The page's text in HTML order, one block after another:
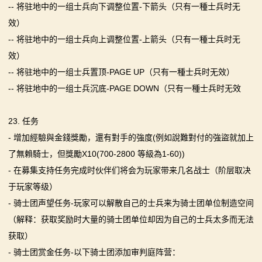
-- 将驻地中的一组士兵向下调整位置-下箭头（只有一種士兵时无
效）
-- 将驻地中的一组士兵向上调整位置-上箭头（只有一種士兵时无
效）
-- 将驻地中的一组士兵置顶-PAGE UP（只有一種士兵时无效）
-- 将驻地中的一组士兵沉底-PAGE DOWN（只有一種士兵时无效
23. 任务
- 增加經驗與金錢獎勵，還有對手的強度(例如說難對付的強盜就加上
了無賴騎士，但獎勵X10(700-2800 等級為1-60))
- 在募集支持任务完成时伙伴们将会为玩家带来几名战士（阶层取决
于玩家等级）
- 骑士团声望任务-玩家可以解散自己的士兵来为骑士团单位制造空间
（解释：获取奖励时大量的骑士团单位却因为自己的士兵太多而无法
获取）
- 骑士团赏金任务-以下骑士团添加审判庭阵营：